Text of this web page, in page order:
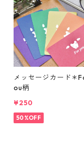
メッセージカード＊
ou柄
¥250
50%OFF